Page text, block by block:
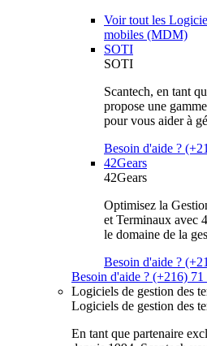
Voir tout les
mobiles (MDM)
SOTI
SOTI
Scantech, en tant
propose une
pour vous aider à
Besoin d'aide ?
42Gears
42Gears
Optimisez la
et Terminaux avec
le domaine de la
Besoin d'aide ?
Besoin d'aide ? (+216)
Logiciels de gestion des
Logiciels de gestion des
En tant que partenaire